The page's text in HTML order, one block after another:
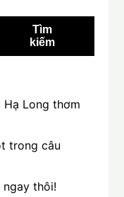
Tìm
kiếm
Hạ Long thơm
trong câu
ngay thôi!